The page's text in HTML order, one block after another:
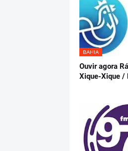
BAHIA
Ouvir agora
Xique-Xique /